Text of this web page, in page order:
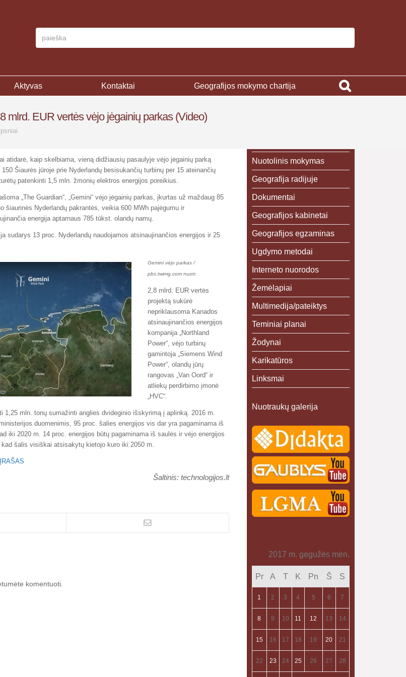
Aktyvas Kontaktai Geografijos mokymo chartija
mlrd. EUR vertės vėjo jėgainių parkas (Video)
atidarė, kaip skelbiama, vieną didžiausių pasaulyje vėjo jėgainių parką
150 Šiaurės jūroje prie Nyderlandų besisukančių turbinų per 15 ateinančių
patenkinti 1,5 mln. žmonių elektros energijos poreikius.
„The Guardian“, „Gemini“ vėjo jėgainių parkas, įkurtas už maždaug 85
šiaurinės Nyderlandų pakrantės, veikia 600 MWh pajėgumu ir
energija aptarnaus 785 tūkst. olandų namų.
sudarys 13 proc. Nyderlandų naudojamos atsinaujinančios energijos ir 25
Gemini vėjo parkas /
pbs.twimg.com nuotr.
2,8 mlrd. EUR vertės
projektą sukūrė
nepriklausoma Kanados
atsinaujinančios energijos
kompanija „Northland
Power“, vėjo turbinų
gamintoja „Siemens Wind
Power“, olandų jūrų
rangovas „Van Oord“ ir
atliekų perdirbimo įmonė
„HVC“.
1,25 mln. tonų sumažinti anglies dvideginio išskyrimą į aplinką. 2016 m.
duomenimis, 95 proc. šalies energijos vis dar yra pagaminama iš
iki 2020 m. 14 proc. energijos būtų pagaminama iš saulės ir vėjo energijos
šalis visiškai atsisakytų kietojo kuro iki 2050 m.
Šaltinis: technologijos.lt
komentuoti.
Nuotolinis mokymas
Geografija radijuje
Dokumentai
Geografijos kabinetai
Geografijos egzaminas
Ugdymo metodai
Interneto nuorodos
Žemėlapiai
Multimedija/pateiktys
Teminiai planai
Žodynai
Karikatūros
Linksmai
Nuotraukų galerija
2017 m. gegužės mėn.
Pr A T K Pn Š S
1 2 3 4 5 6 7
8 9 10 11 12 13 14
15 16 17 18 19 20 21
22 23 24 25 26 27 28